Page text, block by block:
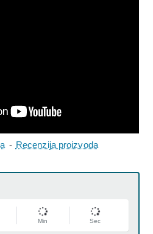
- Recenzija proizvoda
Min Sec